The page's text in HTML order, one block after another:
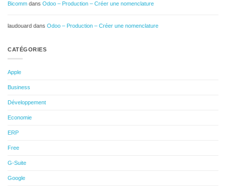
Bicomm dans Odoo – Production – Créer une nomenclature
laudouard dans Odoo – Production – Créer une nomenclature
CATÉGORIES
Apple
Business
Développement
Economie
ERP
Free
G-Suite
Google